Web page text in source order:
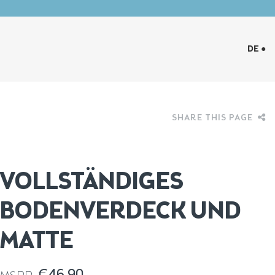
DE ●
SHARE THIS PAGE
VOLLSTÄNDIGES
BODENVERDECK UND
MATTE